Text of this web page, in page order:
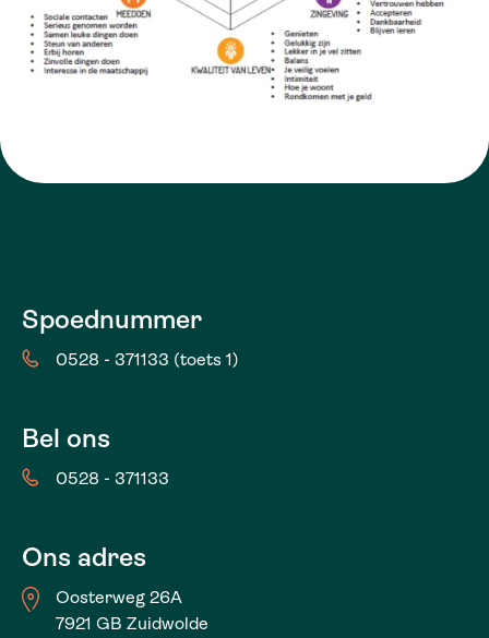
Spoednummer
0528 - 371133 (toets 1)
Bel ons
0528 - 371133
Ons adres
Oosterweg 26A
7921 GB Zuidwolde